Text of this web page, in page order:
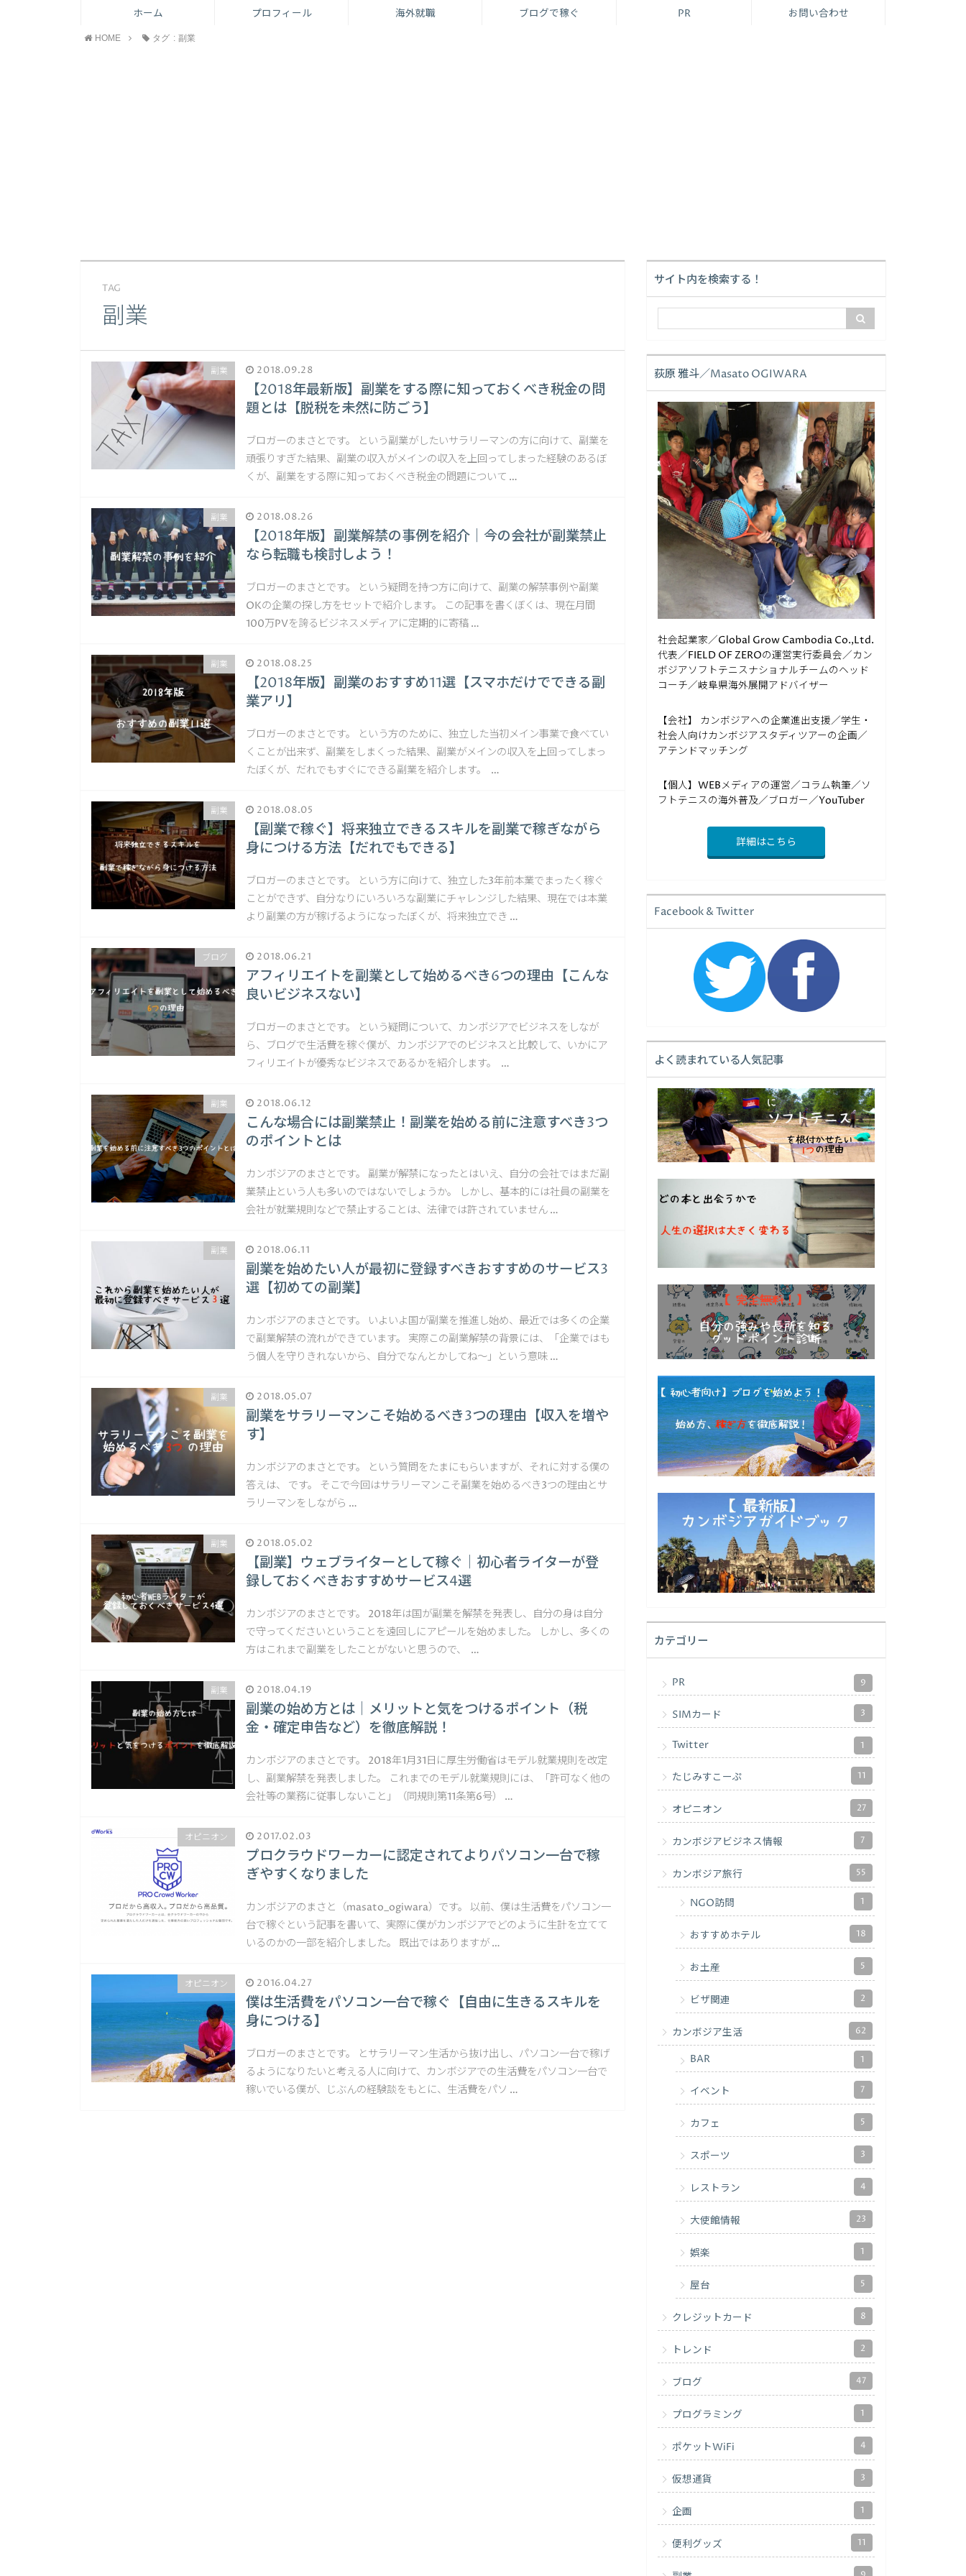
ホーム プロフィール 海外就職 ブログで稼ぐ PR お問い合わせ
HOME タグ : 副業
TAG
副業
副業 2018.09.28
【2018年最新版】副業をする際に知っておくべき税金の問
題とは【脱税を未然に防ごう】
ブロガーのまさとです。 という副業がしたいサラリーマンの方に向けて、副業を
頑張りすぎた結果、副業の収入がメインの収入を上回ってしまった経験のあるぼ
くが、副業をする際に知っておくべき税金の問題について …
副業 2018.08.26
【2018年版】副業解禁の事例を紹介｜今の会社が副業禁止
なら転職も検討しよう！
ブロガーのまさとです。 という疑問を持つ方に向けて、副業の解禁事例や副業
OKの企業の探し方をセットで紹介します。 この記事を書くぼくは、現在月間
100万PVを誇るビジネスメディアに定期的に寄稿 …
副業 2018.08.25
【2018年版】副業のおすすめ11選【スマホだけでできる副
業アリ】
ブロガーのまさとです。 という方のために、独立した当初メイン事業で食べてい
くことが出来ず、副業をしまくった結果、副業がメインの収入を上回ってしまっ
たぼくが、だれでもすぐにできる副業を紹介します。 …
副業 2018.08.05
【副業で稼ぐ】将来独立できるスキルを副業で稼ぎながら
身につける方法【だれでもできる】
ブロガーのまさとです。 という方に向けて、独立した3年前本業でまったく稼ぐ
ことができず、自分なりにいろいろな副業にチャレンジした結果、現在では本業
より副業の方が稼げるようになったぼくが、将来独立でき …
ブログ 2018.06.21
アフィリエイトを副業として始めるべき6つの理由【こんな
良いビジネスない】
ブロガーのまさとです。 という疑問について、カンボジアでビジネスをしなが
ら、ブログで生活費を稼ぐ僕が、カンボジアでのビジネスと比較して、いかにア
フィリエイトが優秀なビジネスであるかを紹介します。 …
副業 2018.06.12
こんな場合には副業禁止！副業を始める前に注意すべき3つ
のポイントとは
カンボジアのまさとです。 副業が解禁になったとはいえ、自分の会社ではまだ副
業禁止という人も多いのではないでしょうか。 しかし、基本的には社員の副業を
会社が就業規則などで禁止することは、法律では許されていません …
副業 2018.06.11
副業を始めたい人が最初に登録すべきおすすめのサービス3
選【初めての副業】
カンボジアのまさとです。 いよいよ国が副業を推進し始め、最近では多くの企業
で副業解禁の流れができています。 実際この副業解禁の背景には、「企業ではも
う個人を守りきれないから、自分でなんとかしてね〜」という意味 …
副業 2018.05.07
副業をサラリーマンこそ始めるべき3つの理由【収入を増や
す】
カンボジアのまさとです。 という質問をたまにもらいますが、それに対する僕の
答えは、 です。 そこで今回はサラリーマンこそ副業を始めるべき3つの理由とサ
ラリーマンをしながら …
副業 2018.05.02
【副業】ウェブライターとして稼ぐ｜初心者ライターが登
録しておくべきおすすめサービス4選
カンボジアのまさとです。 2018年は国が副業を解禁を発表し、自分の身は自分
で守ってくださいということを遠回しにアピールを始めました。 しかし、多くの
方はこれまで副業をしたことがないと思うので、 …
副業 2018.04.19
副業の始め方とは｜メリットと気をつけるポイント（税
金・確定申告など）を徹底解説！
カンボジアのまさとです。 2018年1月31日に厚生労働省はモデル就業規則を改定
し、副業解禁を発表しました。 これまでのモデル就業規則には、「許可なく他の
会社等の業務に従事しないこと」（同規則第11条第6号） …
オピニオン 2017.02.03
プロクラウドワーカーに認定されてよりパソコン一台で稼
ぎやすくなりました
カンボジアのまさと（masato_ogiwara）です。 以前、僕は生活費をパソコン一
台で稼ぐという記事を書いて、実際に僕がカンボジアでどのように生計を立てて
いるのかの一部を紹介しました。 既出ではありますが …
オピニオン 2016.04.27
僕は生活費をパソコン一台で稼ぐ【自由に生きるスキルを
身につける】
ブロガーのまさとです。 とサラリーマン生活から抜け出し、パソコン一台で稼げ
るようになりたいと考える人に向けて、カンボジアでの生活費をパソコン一台で
稼いでいる僕が、じぶんの経験談をもとに、生活費をパソ …
サイト内を検索する！
荻原 雅斗／Masato OGIWARA
社会起業家／Global Grow Cambodia Co.,Ltd.
代表／FIELD OF ZEROの運営実行委員会／カン
ボジアソフトテニスナショナルチームのヘッド
コーチ／岐阜県海外展開アドバイザー
【会社】 カンボジアへの企業進出支援／学生・
社会人向けカンボジアスタディツアーの企画／
アテンドマッチング
【個人】WEBメディアの運営／コラム執筆／ソ
フトテニスの海外普及／ブロガー／YouTuber
詳細はこちら
Facebook & Twitter
よく読まれている人気記事
カテゴリー
PR 9
SIMカード 3
Twitter 1
たじみすこーぷ 11
オピニオン 27
カンボジアビジネス情報 7
カンボジア旅行 55
NGO訪問 1
おすすめホテル 18
お土産 5
ビザ関連 2
カンボジア生活 62
BAR 1
イベント 7
カフェ 5
スポーツ 3
レストラン 4
大使館情報 23
娯楽 1
屋台 5
クレジットカード 8
トレンド 2
ブログ 47
プログラミング 1
ポケットWiFi 4
仮想通貨 3
企画 1
便利グッズ 11